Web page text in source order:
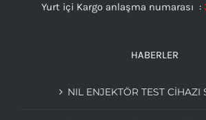
Yurt içi Kargo anlaşma numarası :
HABERLER
NIL ENJEKTÖR TEST CİHAZI